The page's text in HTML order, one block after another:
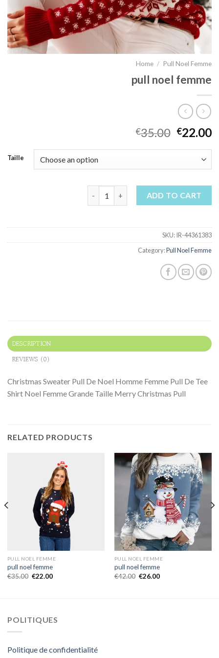
Home / Pull Noel Femme
pull noel femme
€35.00 €22.00
Taille
pull noel femme quantityADD TO CART
SKU:IR-44361383
Category:Pull Noel Femme
DESCRIPTION
REVIEWS (0)
Christmas Sweater Pull De Noel Homme Femme Pull De Tee
Shirt Noel Femme Grande Taille Merry Christmas Pull
RELATED PRODUCTS
PULL NOEL FEMME
pull noel femme
€35.00 €22.00
PULL NOEL FEMME
pull noel femme
€42.00 €26.00
POLITIQUES
Politique de confidentialité